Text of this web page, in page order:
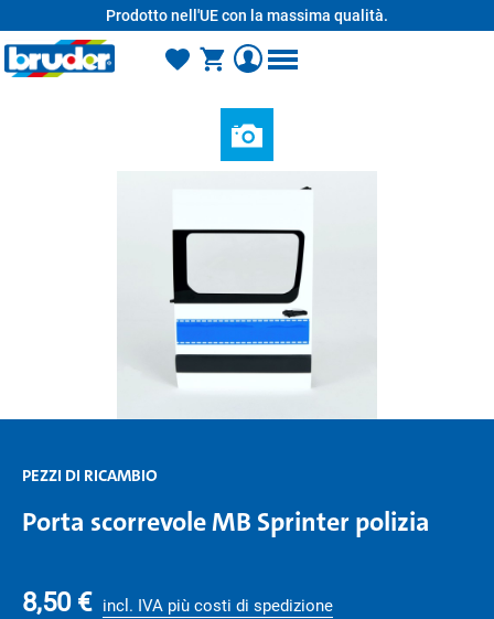
Prodotto nell'UE con la massima qualità.
PEZZI DI RICAMBIO
Porta scorrevole MB Sprinter polizia
8,50 € incl. IVA più costi di spedizione